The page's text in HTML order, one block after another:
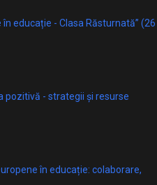
educație - Clasa Răsturnată” (26
pozitivă - strategii și resurse
în educație: colaborare,